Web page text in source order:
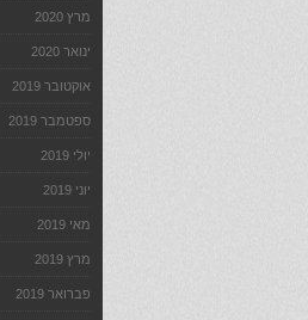
מרץ 2020
ינואר 2020
אוקטובר 2019
ספטמבר 2019
יולי 2019
יוני 2019
מאי 2019
מרץ 2019
פברואר 2019